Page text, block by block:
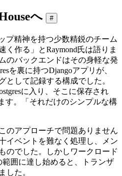
へ #
プ精神を持つ少数精鋭のチーム
く作る」とRaymond氏は語りま
のバックエンドはその身軽な発
を裏に持つDjangoアプリが、
として記録する構成でした。
に入り、そこに保存され
す。「それだけのシンプルな構
のアプローチで問題ありません
イベントを難なく処理し、メン
のでした。しかしワークロード
範囲に達し始めると、トランザ
した。